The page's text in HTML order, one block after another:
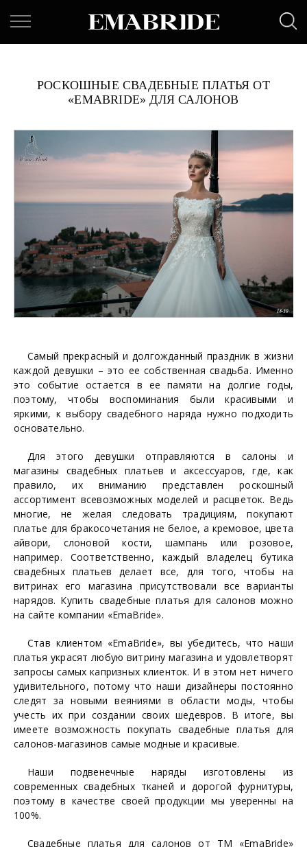
РОСКОШНЫЕ СВАДЕБНЫЕ ПЛАТЬЯ ОТ
«EMABRIDE» ДЛЯ САЛОНОВ
Самый прекрасный и долгожданный праздник в жизни
каждой девушки – это ее собственная свадьба. Именно
это событие остается в ее памяти на долгие годы,
поэтому, чтобы воспоминания были красивыми и
яркими, к выбору свадебного наряда нужно подходить
основательно.
Для этого девушки отправляются в салоны и
магазины свадебных платьев и аксессуаров, где, как
правило, их вниманию представлен роскошный
ассортимент всевозможных моделей и расцветок. Ведь
многие, не желая следовать традициям, покупают
платье для бракосочетания не белое, а кремовое, цвета
айвори, слоновой кости, шампань или розовое,
например. Соответственно, каждый владелец бутика
свадебных платьев делает все, для того, чтобы на
витринах его магазина присутствовали все варианты
нарядов. Купить свадебные платья для салонов можно
на сайте компании «EmaBride».
Став клиентом «EmaBride», вы убедитесь, что наши
платья украсят любую витрину магазина и удовлетворят
запросы самых капризных клиенток. И в этом нет ничего
удивительного, потому что наши дизайнеры постоянно
следят за новыми веяниями в области моды, чтобы
учесть их при создании своих шедевров. В итоге, вы
имеете возможность покупать свадебные платья для
салонов-магазинов самые модные и красивые.
Наши подвенечные наряды изготовлены из
современных свадебных тканей и дорогой фурнитуры,
поэтому в качестве своей продукции мы уверенны на
100%.
Свадебные платья для салонов от ТМ «EmaBride»